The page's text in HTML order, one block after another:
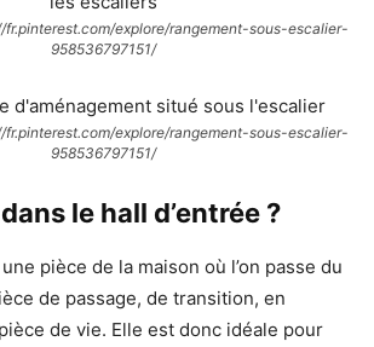
fr.pinterest.com/explore/rangement-sous-escalier-
958536797151/
fr.pinterest.com/explore/rangement-sous-escalier-
958536797151/
le hall d’entrée ?
une pièce de la maison où l’on passe du
de passage, de transition, en
de vie. Elle est donc idéale pour